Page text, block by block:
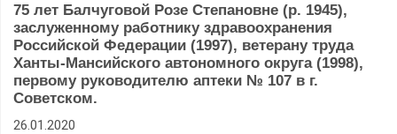
75 лет Балчуговой Розе Степановне (р. 1945),
заслуженному работнику здравоохранения
Российской Федерации (1997), ветерану труда
Ханты-Мансийского автономного округа (1998),
первому руководителю аптеки № 107 в г.
Советском.
26.01.2020